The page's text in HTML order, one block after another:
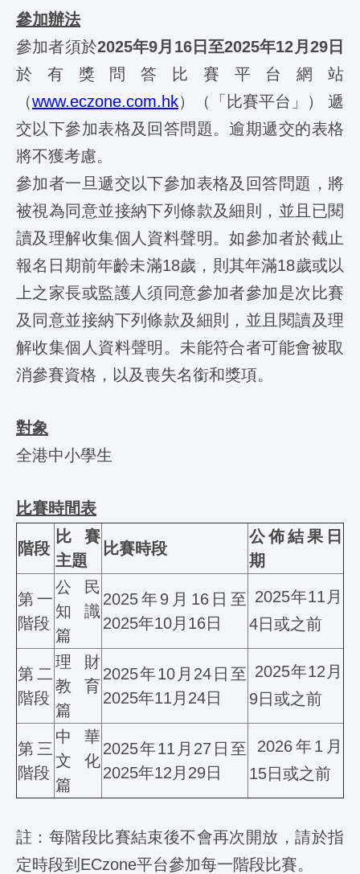
參加辦法
參加者須於2025年9月16日至2025年12月29日
於有獎問答比賽平台網站
（www.eczone.com.hk）（「比賽平台」） 遞
交以下參加表格及回答問題。逾期遞交的表格
將不獲考慮。
參加者一旦遞交以下參加表格及回答問題，將
被視為同意並接納下列條款及細則，並且已閱
讀及理解收集個人資料聲明。如參加者於截止
報名日期前年齡未滿18歲，則其年滿18歲或以
上之家長或監護人須同意參加者參加是次比賽
及同意並接納下列條款及細則，並且閱讀及理
解收集個人資料聲明。未能符合者可能會被取
消參賽資格，以及喪失名銜和獎項。
對象
全港中小學生
比賽時間表
階段
比賽
主題
比賽時段
公佈結果日
期
第一
階段
公民
知識
篇
2025年9月16日至
2025年10月16日
2025年11月
4日或之前
第二
階段
理財
教育
篇
2025年10月24日至
2025年11月24日
2025年12月
9日或之前
第三
階段
中華
文化
篇
2025年11月27日至
2025年12月29日
2026年1月
15日或之前
註：每階段比賽結束後不會再次開放，請於指
定時段到ECzone平台參加每一階段比賽。